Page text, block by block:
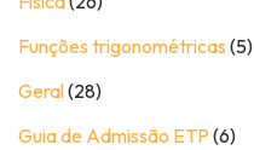
Funções trigonométricas (5)
Geral(28)
Guia de Admissão ETP (6)